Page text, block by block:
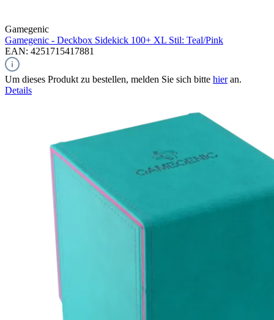
Gamegenic
Gamegenic - Deckbox Sidekick 100+ XL Stil: Teal/Pink
EAN: 4251715417881
Um dieses Produkt zu bestellen, melden Sie sich bitte hieran.
Details